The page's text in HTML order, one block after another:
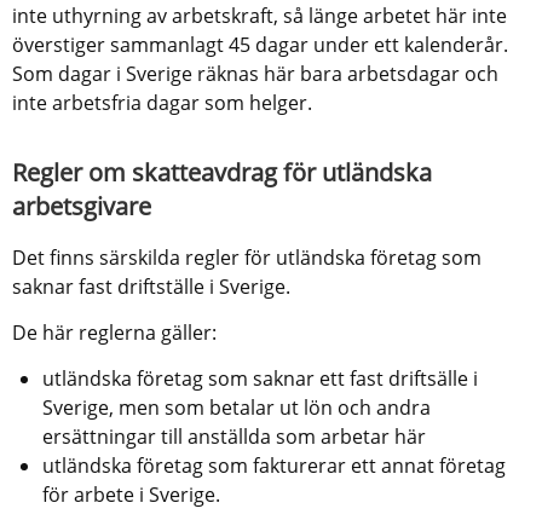
inte uthyrning av arbetskraft, så länge arbetet här inte
överstiger sammanlagt 45 dagar under ett kalenderår.
Som dagar i Sverige räknas här bara arbetsdagar och
inte arbetsfria dagar som helger.
Regler om skatteavdrag för utländska
arbetsgivare
Det finns särskilda regler för utländska företag som
saknar fast driftställe i Sverige.
De här reglerna gäller:
utländska företag som saknar ett fast driftsälle i
Sverige, men som betalar ut lön och andra
ersättningar till anställda som arbetar här
utländska företag som fakturerar ett annat företag
för arbete i Sverige.